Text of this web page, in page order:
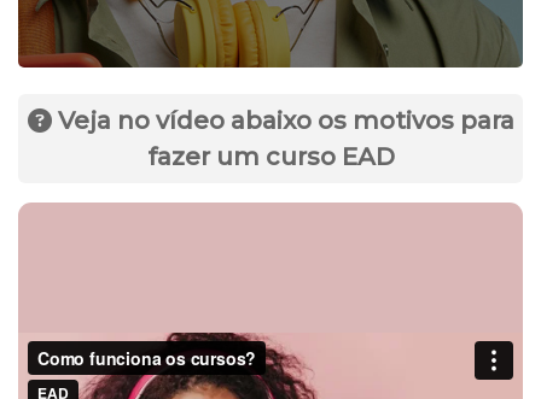
Veja no vídeo abaixo os motivos para
fazer um curso EAD